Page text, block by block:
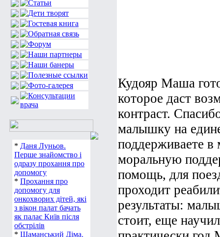
* Даня Луньов.
Перше знайомство і
одразу прохання про
допомогу
* Прохання про
допомогу для
онкохворих дітей, які
з вікон палат бачать
як палає Київ після
обстрілів
* Шаманський Діма.
Кудояр Маша
которое даст
контраст.
малышку на
поддерживаете
моральную
помощь, для
проходит
результаты:
стоит, еще